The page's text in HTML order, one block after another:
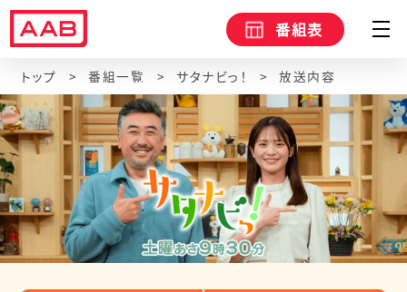
番組表
トップ 番組一覧 サタナビっ！ 放送内容